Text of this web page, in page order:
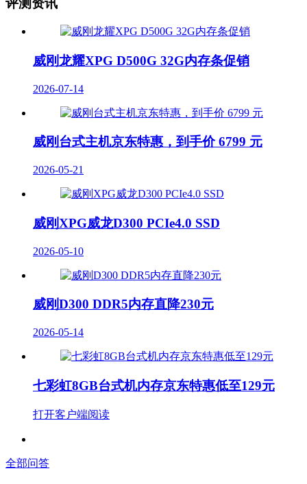
威刚龙耀XPG D500G 32G内存条促销
2026-07-14
威刚台式主机京东特惠，到手价 6799 元
2026-05-21
威刚XPG威龙D300 PCIe4.0 SSD
2026-05-10
威刚D300 DDR5内存直降230元
2026-05-14
七彩虹8GB台式机内存京东特惠低至129元
打开客户端阅读
全部问答